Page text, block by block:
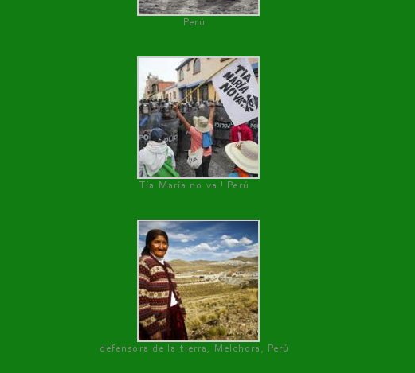
Perú
Tía María no va ! Perú
defensora de la tierra, Melchora, Perú